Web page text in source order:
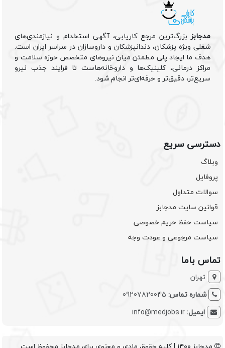
مدجابزبزرگ‌ترین مرجع کاریابی، آگهی استخدام و نیازمندی‌های
شغلی ویژه پزشکان، دندانپزشکان و داروسازان در سراسر ایران است.
هدف ما ایجاد پلی مطمئن میان نیروهای متخصص حوزه سلامت و
مراکز درمانی، کلینیک‌ها و داروخانه‌هاست تا فرایند جذب نیرو
سریع‌تر، دقیق‌تر و حرفه‌ای‌تر انجام شود.
دسترسی سریع
وبلاگ
پروفایل
سوالات متداول
قوانین سایت مدجابز
سیاست حفظ حریم خصوصی
سیاست مرجوعی و عودت وجه
تماس باما
تهران
شماره تماس: 09207820045
ایمیل:info@medjobs.ir